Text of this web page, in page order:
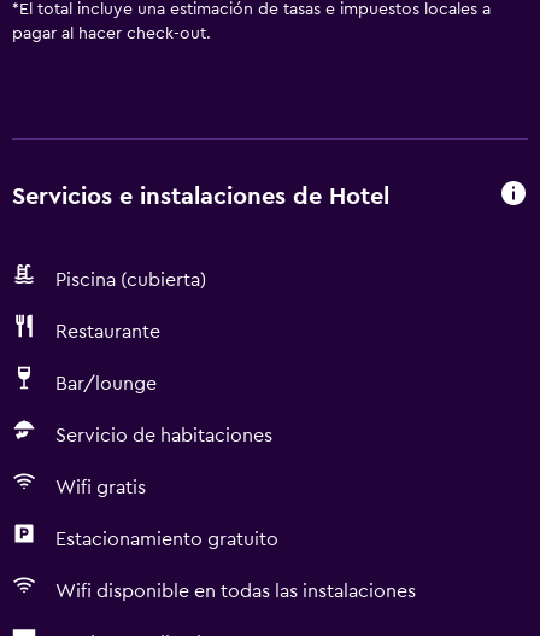
* El total incluye una estimación de tasas e impuestos locales a
pagar al hacer check-out.
Servicios e instalaciones de Hotel
Piscina (cubierta)
Restaurante
Bar/lounge
Servicio de habitaciones
Wifi gratis
Estacionamiento gratuito
Wifi disponible en todas las instalaciones